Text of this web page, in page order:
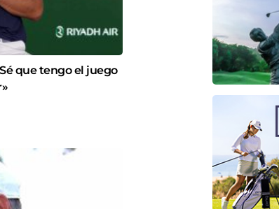
que tengo el juego